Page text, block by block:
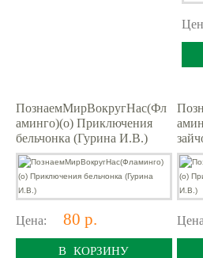
ПознаемМирВокругНас(Фл
аминго)(о) Приключения
бельчонка (Гурина И.В.)
Цена: 80 р.
В КОРЗИНУ